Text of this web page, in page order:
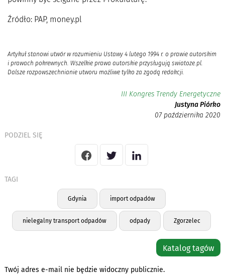
Źródło: PAP, money.pl
Artykuł stanowi utwór w rozumieniu Ustawy 4 lutego 1994 r. o prawie autorskim
i prawach pokrewnych. Wszelkie prawa autorskie przysługują swiatoze.pl.
Dalsze rozpowszechnianie utworu możliwe tylko za zgodą redakcji.
III Kongres Trendy Energetyczne
Justyna Piórko
07 października 2020
PODZIEL SIĘ
TAGI
Gdynia import odpadów
nielegalny transport odpadów odpady Zgorzelec
Katalog tagów
Twój adres e-mail nie będzie widoczny publicznie.